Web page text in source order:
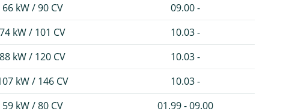
66 kW / 90 CV
09.00 -
74 kW / 101 CV
10.03 -
88 kW / 120 CV
10.03 -
kW / 146 CV
10.03 -
59 kW / 80 CV 01.99 - 09.00